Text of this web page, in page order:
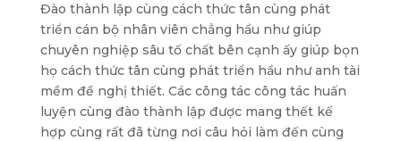
Đào thành lập cùng cách thức tân cùng phát
triển cán bộ nhân viên chẳng hầu như giúp
chuyên nghiệp sâu tố chất bên cạnh ấy giúp bọn
họ cách thức tân cùng phát triển hầu như anh tài
mềm đề nghị thiết. Các công tác công tác huấn
luyện cùng đào thành lập được mang thết kế
hợp cùng rất đã từng nơi câu hỏi làm đến cùng